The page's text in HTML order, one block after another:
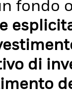
fondo
di